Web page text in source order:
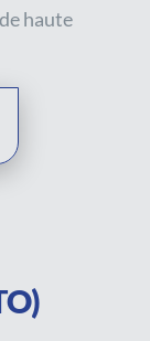
haute